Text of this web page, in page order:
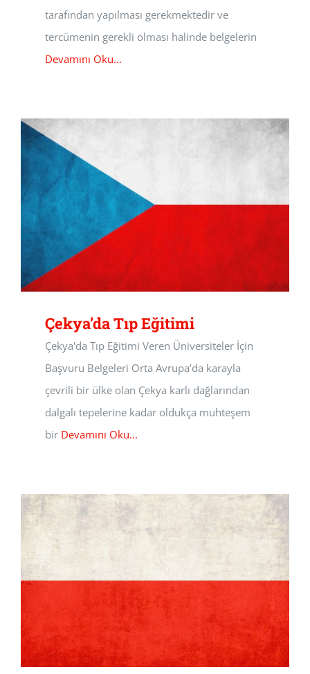
tarafından yapılması gerekmektedir ve
tercümenin gerekli olması halinde belgelerin
Devamını Oku...
Çekya’da Tıp Eğitimi
Çekya'da Tıp Eğitimi Veren Üniversiteler İçin
Başvuru Belgeleri Orta Avrupa’da karayla
çevrili bir ülke olan Çekya karlı dağlarından
dalgalı tepelerine kadar oldukça muhteşem
bir Devamını Oku...